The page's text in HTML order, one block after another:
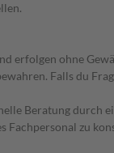
erfolgen ohne
Falls du
Beratung
Fachpersonal zu